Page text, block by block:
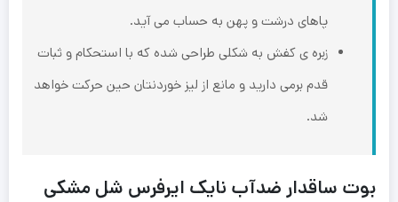
پاهای درشت و پهن به حساب می آید.‌
زبره ی کفش به شکلی طراحی شده که با استحکام و ثبات
قدم برمی دارید و مانع از لیز خوردنتان حین ‌حرکت خواهد
شد.
بوت ساقدار ضدآب نایک ایرفرس شل مشکی